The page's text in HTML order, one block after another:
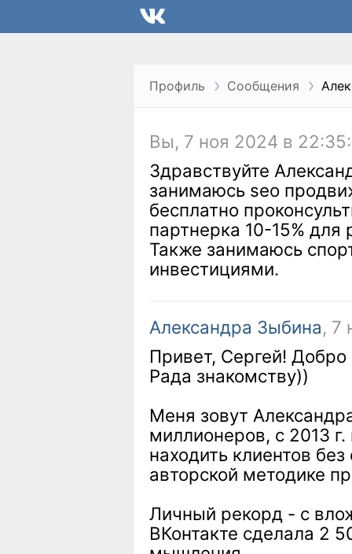
Профиль Сообщения
Вы, 7 ноя 2024 в
Здравствуйте
занимаюсь seo
бесплатно
партнерка 10-15%
Также занимаюсь
инвестициями.
Александра Зыбина, 7
Привет, Сергей!
Рада знакомству))
Меня зовут
миллионеров, с 2013
находить клиентов
авторской методике
Личный рекорд - с
ВКонтакте сделала 2